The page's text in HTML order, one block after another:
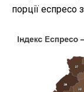
порції